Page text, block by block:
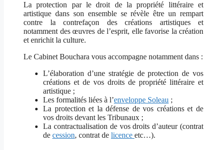
La protection par le droit de la propriété littéraire et
artistique dans son ensemble se révèle être un rempart
contre la contrefaçon des créations artistiques et
notamment des œuvres de l’esprit, elle favorise la création
et enrichit la culture.
Le Cabinet Bouchara vous accompagne notamment dans :
L’élaboration d’une stratégie de protection de vos
créations et de vos droits de propriété littéraire et
artistique ;
Les formalités liées à l’enveloppe Soleau ;
La protection et la défense de vos créations et de
vos droits devant les Tribunaux ;
La contractualisation de vos droits d’auteur (contrat
de cession, contrat de licence etc…).